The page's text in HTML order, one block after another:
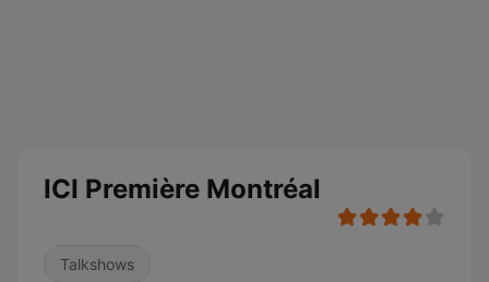
ICI Première Montréal
Talkshows